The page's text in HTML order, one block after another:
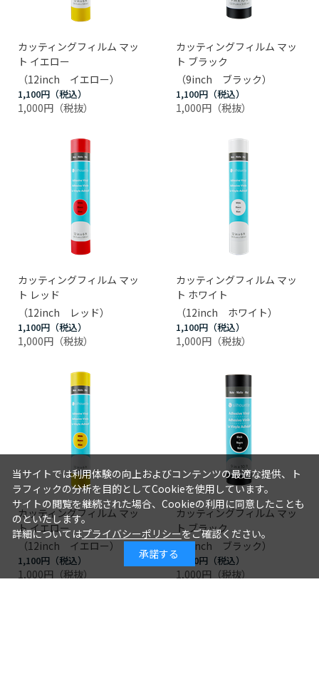
カッティングフィルム マッ
ト イエロー
（12inch イエロー）
1,100円
1,000円
カッティングフィルム マッ
ト ブラック
（9inch ブラック）
1,100円
1,000円
カッティングフィルム マッ
ト レッド
（12inch レッド）
1,100円
1,000円
カッティングフィルム マッ
ト ホワイト
（12inch ホワイト）
1,100円
1,000円
カッティングフィルム マッ
ト イエロー
（12inch イエロー）
1,100円
1,000円
カッティングフィルム マッ
ト ブラック
（9inch ブラック）
1,100円
1,000円
当サイトでは利用体験の向上およびコンテンツの最適な提供、ト
ラフィックの分析を目的としてCookieを使用しています。
サイトの閲覧を継続された場合、Cookieの利用に同意したことも
のといたします。
詳細についてはプライバシーポリシーをご確認ください。
承諾する